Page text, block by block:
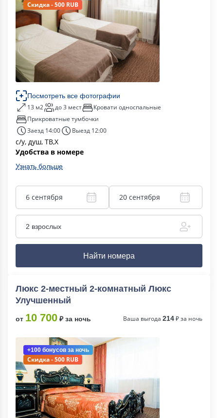
Скидка - 500 RUB
Посмотреть все фотографии
13 м2 до 3 мест
Кровати односпальные
Прикроватные тумбочки
Заезд 14:00
Выезд 12:00
с/у, душ, ТВ,Х
Удобства в номере
Узнать больше
6 сентября 20 сентября
2 взрослых
Найти номера
Люкс 2-местный 2-комнатный Люкс
Улучшенный
от 10 700 ₽ за ночь Ваша выгода 214₽ за ночь
+100 бонусов за ночь
Скидка - 500 RUB